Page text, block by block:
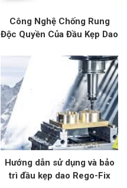
Công Nghệ Chống Rung
Độc Quyền Của Đầu Kẹp Dao
Hướng dẫn sử dụng và bảo
trì đầu kẹp dao Rego-Fix